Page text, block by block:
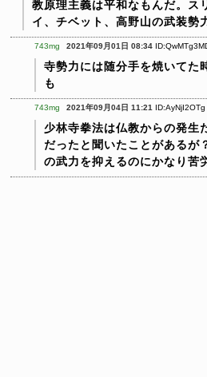
教原理主義は平和なもんだ。ス
イ、チベット、高野山の武装勢
743mg 2021年09月01日 08:34
寺勢力には随分手を焼いてた
も
743mg 2021年09月04日 11:21 ID:AyNjI2OTg
少林寺拳法は仏教からの発生
だったと聞いたことがあるが
の武力を抑えるのにかなり苦